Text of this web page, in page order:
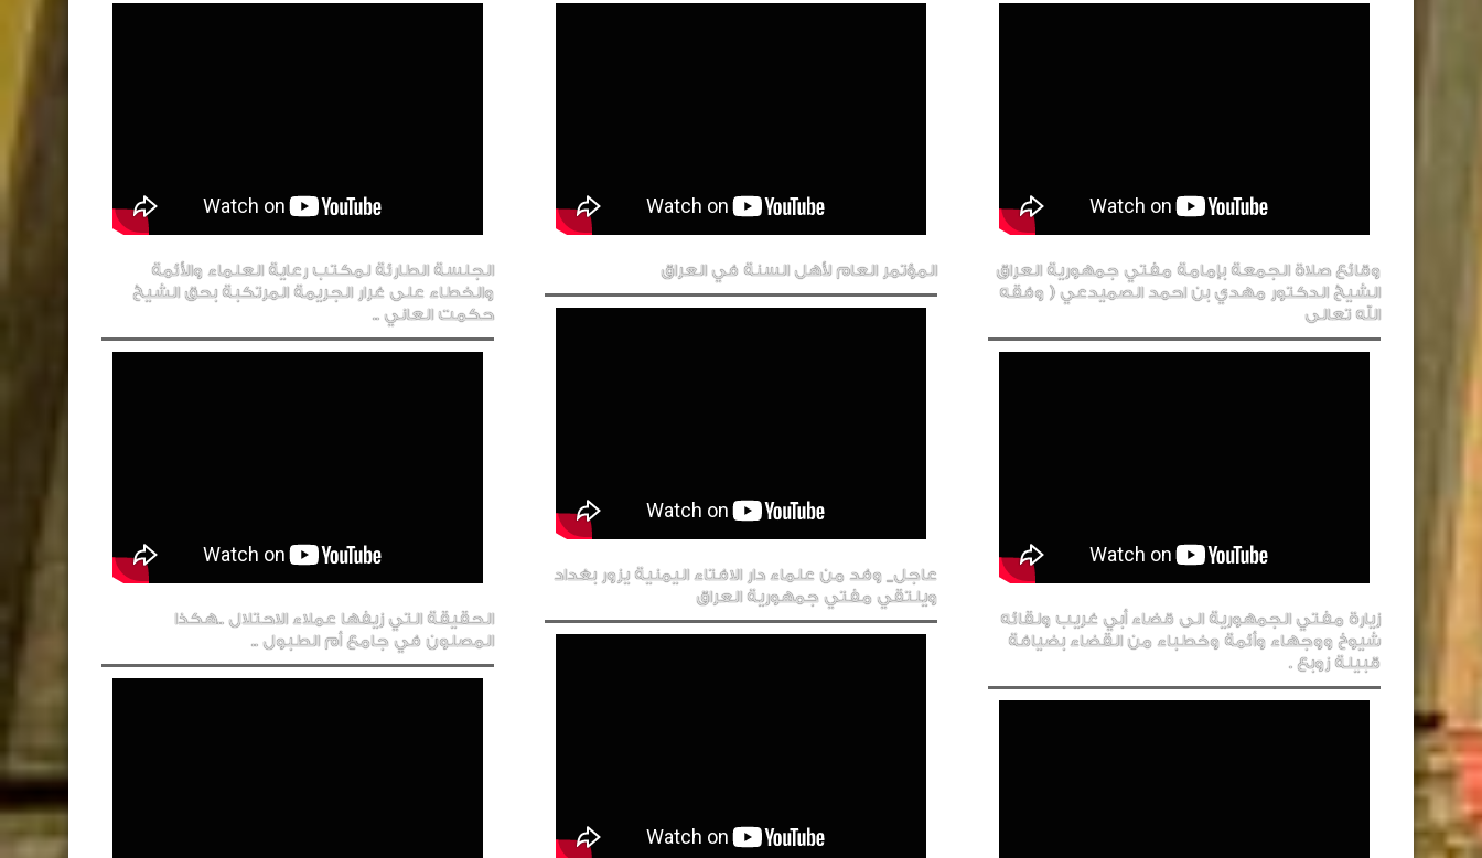
وقائع صلاة الجمعة بإمامة مفتي جمهورية العراق
الشيخ الدكتور مهدي بن احمد الصميدعي ( وفقه
الله تعالى
زيارة مفتي الجمهورية الى قضاء أبي غريب ولقائه
شيوخ ووجهاء وأئمة وخطباء من القضاء بضيافة
قبيلة زوبع .
المؤتمر العام لأهل السنة في العراق
عاجل_ وفد من علماء دار الافتاء اليمنية يزور بغداد
ويلتقي مفتي جمهورية العراق
الجلسة الطارئة لمكتب رعاية العلماء والأئمة
والخطاء على غرار الجريمة المرتكبة بحق الشيخ
حكمت العاني ..
الحقيقة التي زيفها عملاء الاحتلال ..هكذا
المصلون في جامع أم الطبول ..